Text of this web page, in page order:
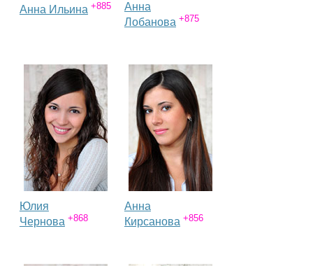
Гороскоп
Карты
Анна Ильина +885
Анна
Лобанова +875
Юлия
Чернова +868
Анна
Кирсанова +856